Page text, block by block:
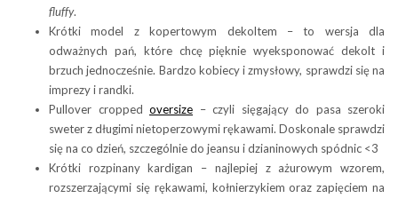
fluffy.
Krótki model z kopertowym dekoltem – to wersja dla
odważnych pań, które chcę pięknie wyeksponować dekolt i
brzuch jednocześnie. Bardzo kobiecy i zmysłowy, sprawdzi się na
imprezy i randki.
Pullover cropped oversize – czyli sięgający do pasa szeroki
sweter z długimi nietoperzowymi rękawami. Doskonale sprawdzi
się na co dzień, szczególnie do jeansu i dzianinowych spódnic <3
Krótki rozpinany kardigan – najlepiej z ażurowym wzorem,
rozszerzającymi się rękawami, kołnierzykiem oraz zapięciem na